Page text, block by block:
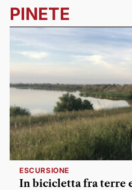
PINETE
ESCURSIONE
In bicicletta fra terre